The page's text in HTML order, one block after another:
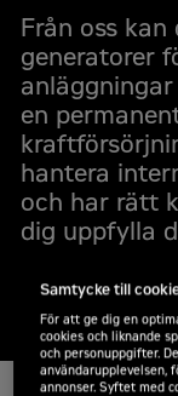
Från oss
generatorer
en
hantera
och har rätt
dig uppfylla
Kontakta
Samtycke till
För att ge dig en
cookies och liknande
och personuppgifter.
användarupplevelsen,
annonser. Syftet med